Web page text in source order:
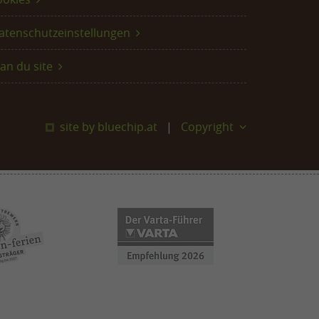
du site
site by bluechip.at Copyright